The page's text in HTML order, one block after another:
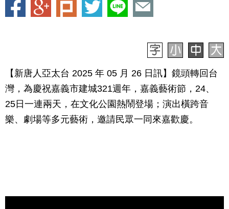
【新唐人亞太台 2025 年 05 月 26 日訊】鏡頭轉回台
灣，為慶祝嘉義市建城321週年，嘉義藝術節，24、
25日一連兩天，在文化公園熱鬧登場；演出橫跨音
樂、劇場等多元藝術，邀請民眾一同來嘉歡慶。